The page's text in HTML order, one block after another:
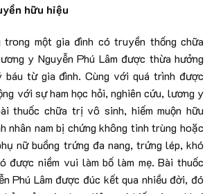
hữu hiệu
một gia đình có truyền thống chữa
y Nguyễn Phú Lâm được thừa hưởng
báu từ gia đình. Cùng với quá trình được
với sự ham học hỏi, nghiên cứu, lương y
thuốc chữa trị vô sinh, hiếm muộn hữu
nhân nam bị chứng không tinh trùng hoặc
nữ buồng trứng đa nang, trứng lép, khó
được niềm vui làm bố làm mẹ. Bài thuốc
Phú Lâm được đúc kết qua nhiều đời, đó